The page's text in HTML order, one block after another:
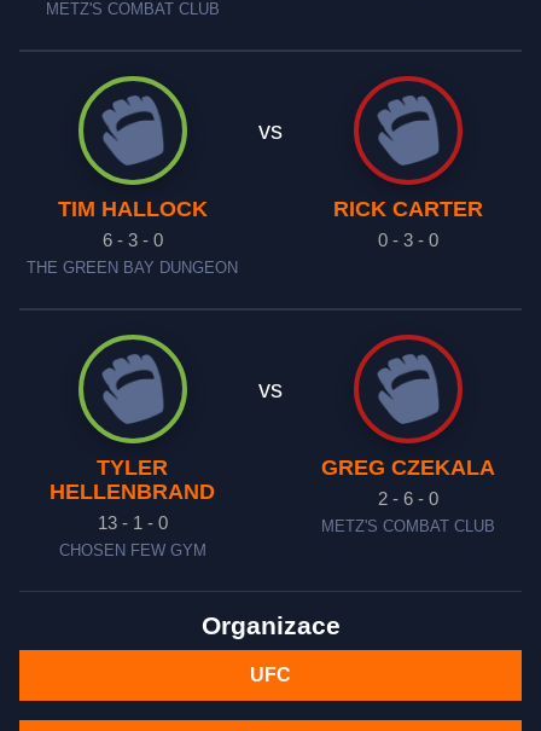
METZ'S COMBAT CLUB
TIM HALLOCK
6 - 3 - 0
THE GREEN BAY DUNGEON
vs
RICK CARTER
0 - 3 - 0
TYLER
HELLENBRAND
13 - 1 - 0
CHOSEN FEW GYM
vs
GREG CZEKALA
2 - 6 - 0
METZ'S COMBAT CLUB
Organizace
UFC